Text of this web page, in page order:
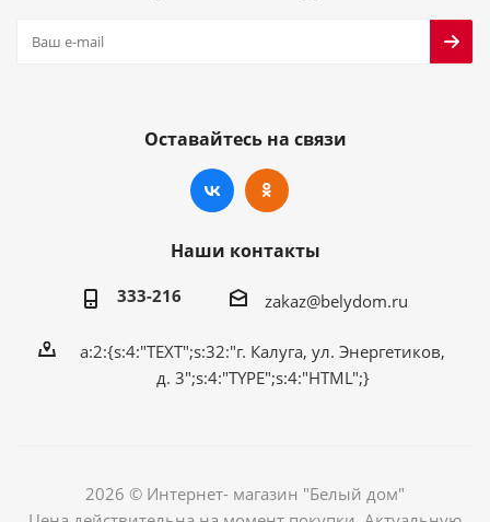
Оставайтесь на связи
Наши контакты
333-216 zakaz@belydom.ru
a:2:{s:4:"TEXT";s:32:"г. Калуга, ул. Энергетиков,
д. 3";s:4:"TYPE";s:4:"HTML";}
2026 © Интернет- магазин "Белый дом"